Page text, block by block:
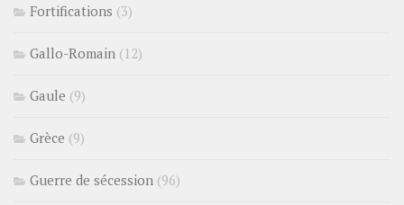
Fortifications (3)
Gallo-Romain (12)
Gaule (9)
Grèce (9)
Guerre de sécession (96)